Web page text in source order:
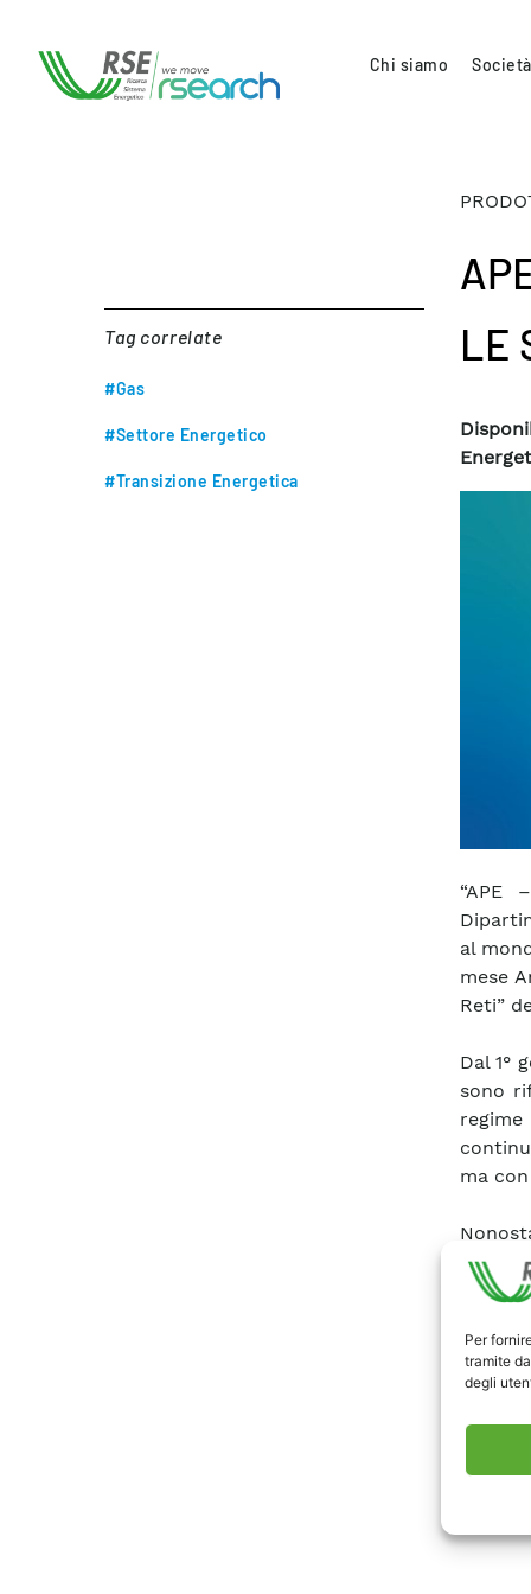
Per
tramite
degli
Chi siamo
Tag correlate
#Gas
#Settore Energetico
#Transizione Energetica
LE
“APE
al
mese
Reti”
Dal 1°
sono
ma